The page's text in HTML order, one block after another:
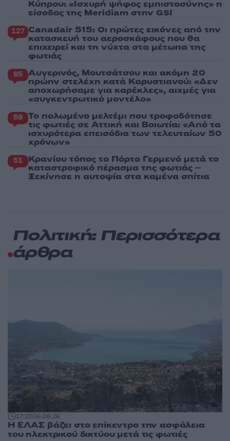
Κύπρου: «Ισχυρή ψήφος εμπιστοσύνης» η
είσοδος της Meridiam στην GSI
127 Canadair 515: Οι πρώτες εικόνες από την
κατασκευή του αεροσκάφους που θα
επιχειρεί και τη νύχτα στα μέτωπα της
φωτιάς
85 Αυγερινός, Μουτσάτσου και ακόμη 20
πρώην στελέχη κατά Καρυστιανού: «Δεν
αποχωρήσαμε για καρέκλες», αιχμές για
«συγκεντρωτικό μοντέλο»
59 Το πολωμένο μελτέμι που τροφοδότησε
τις φωτιές σε Αττική και Βοιωτία: «Από τα
ισχυρότερα επεισόδια των τελευταίων 50
χρόνων»
51 Κρανίου τόπος το Πόρτο Γερμενό μετά το
καταστροφικό πέρασμα της φωτιάς –
Ξεκίνησε η αυτοψία στα καμένα σπίτια
Πολιτική: Περισσότερα
άρθρα
17:2006.08.26
Η ΕΛΑΣ βάζει στο επίκεντρο την ασφάλεια
του ηλεκτρικού δικτύου μετά τις φωτιές